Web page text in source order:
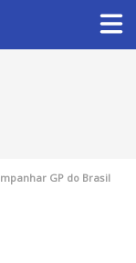
GP do Brasil